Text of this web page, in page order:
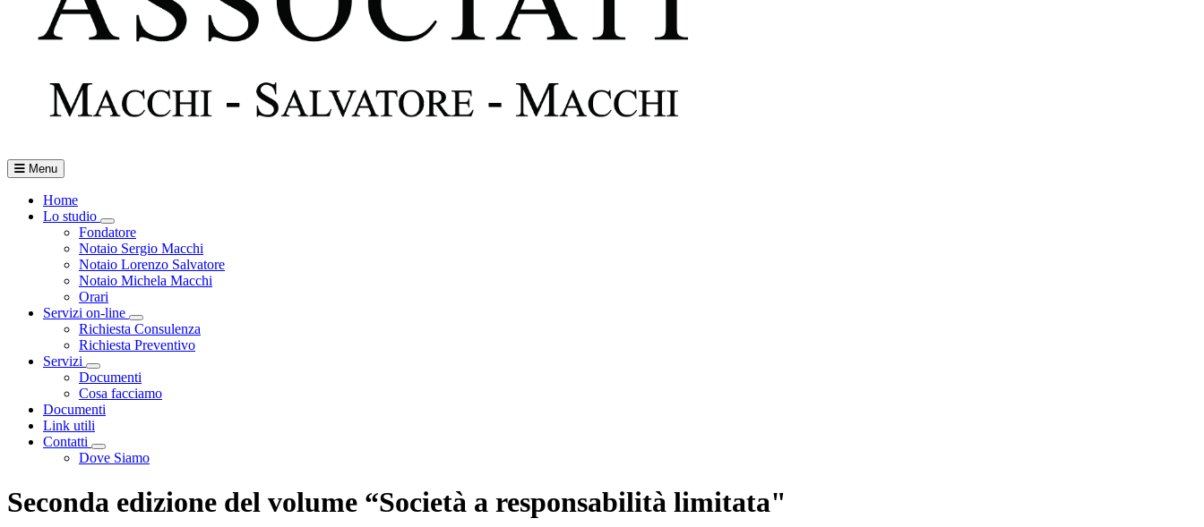
Menu
Home
Lo studio
Toggle Dropdown
Fondatore
Notaio Sergio Macchi
Notaio Lorenzo Salvatore
Notaio Michela Macchi
Orari
Servizi on-line
Toggle Dropdown
Richiesta Consulenza
Richiesta Preventivo
Servizi
Toggle Dropdown
Documenti
Cosa facciamo
Documenti
Link utili
Contatti
Toggle Dropdown
Dove Siamo
Seconda edizione del volume “Società a responsabilità limitata"